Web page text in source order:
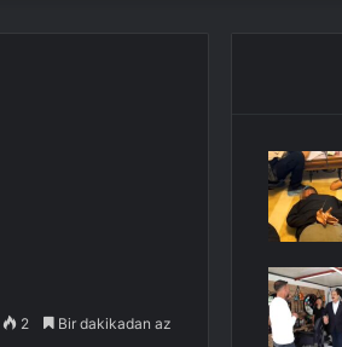
2 Bir dakikadan az